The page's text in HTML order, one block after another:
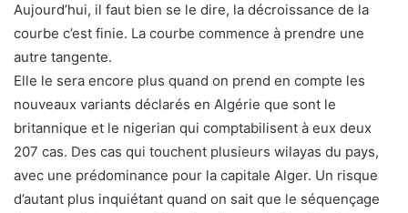
Aujourd’hui, il faut bien se le dire, la décroissance de la
courbe c’est finie. La courbe commence à prendre une
autre tangente.
Elle le sera encore plus quand on prend en compte les
nouveaux variants déclarés en Algérie que sont le
britannique et le nigerian qui comptabilisent à eux deux
207 cas. Des cas qui touchent plusieurs wilayas du pays,
avec une prédominance pour la capitale Alger. Un risque
d’autant plus inquiétant quand on sait que le séquençage